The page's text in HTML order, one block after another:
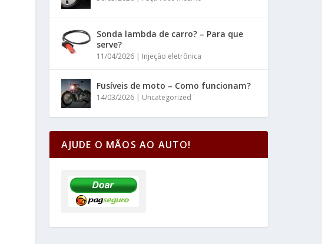
Sonda lambda de carro? – Para que
serve?
11/04/2026 | Injeção eletrônica
Fusíveis de moto – Como funcionam?
14/03/2026 | Uncategorized
AJUDE O MÃOS AO AUTO!